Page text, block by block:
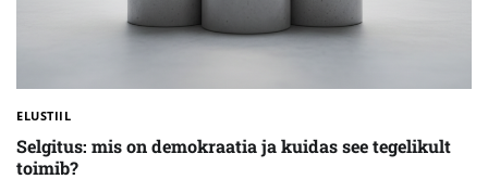
ELUSTIIL
Selgitus: mis on demokraatia ja kuidas see tegelikult
toimib?